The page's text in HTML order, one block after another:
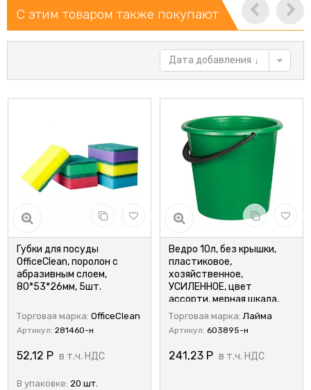
С этим товаром также покупают
Дата добавления
Губки для посуды
OfficeClean, поролон с
абразивным слоем,
80*53*26мм, 5шт.
Торговая марка: OfficeClean
Артикул: 281460-н
52,12 Р в т.ч. НДС
В упаковке: 20 шт.
Ведро 10л, без крышки,
пластиковое,
хозяйственное,
УСИЛЕННОЕ, цвет
ассорти, мерная шкала,
ЛАЙМА
Торговая марка: Лайма
Артикул: 603895-н
241,23 Р в т.ч. НДС